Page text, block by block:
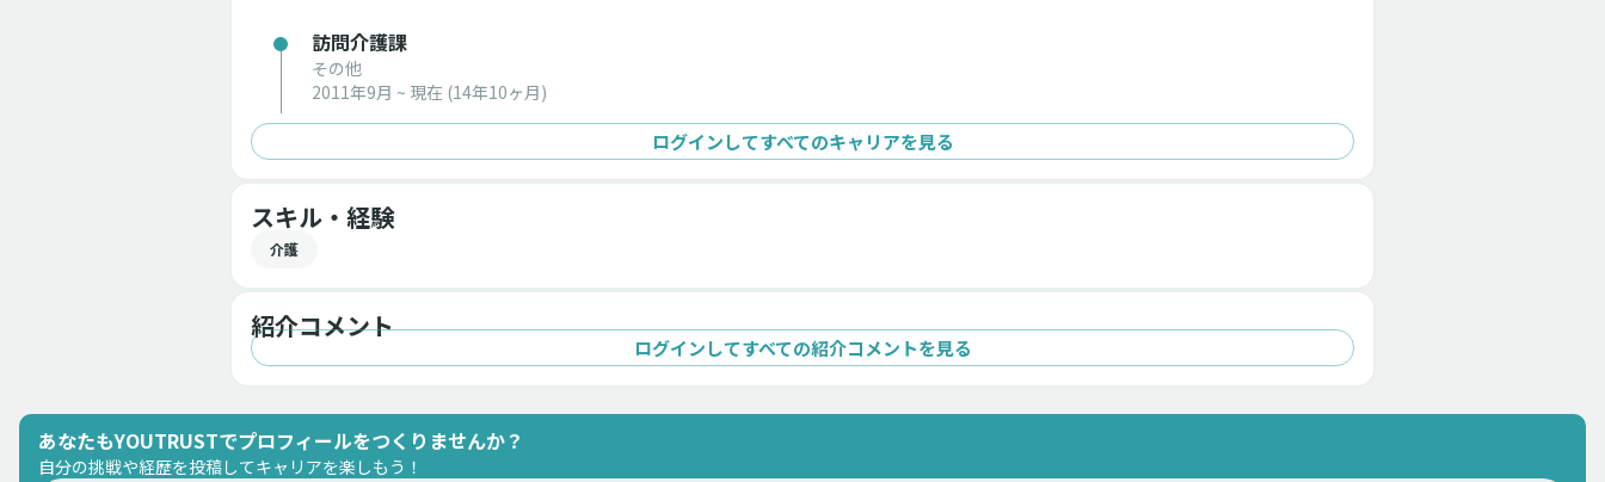
訪問介護課
その他
2011年9月 ~ 現在 (14年10ヶ月)
ログインしてすべてのキャリアを見る
スキル・経験
介護
紹介コメント
ログインしてすべての紹介コメントを見る
あなたもYOUTRUSTでプロフィールをつくりませんか？
自分の挑戦や経歴を投稿してキャリアを楽しもう！